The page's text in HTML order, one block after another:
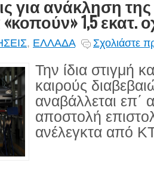
για ανάκληση
1,5 εκατ.
, ΕΛΛΑΔΑ Σχολιάστε
Την ίδια στιγμή
καιρούς
αναβάλλεται επ΄
αποστολή
ανέλεγκτα από